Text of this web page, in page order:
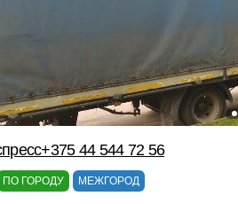
44 544 72 56
ПО ГОРОДУ МЕЖГОРОД